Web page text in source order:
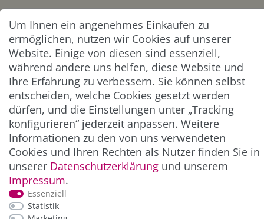
Abonnieren
** Hierbei handelt es sich um ein Pflichtfeld.
ZAHLUNG & VERSAND
*Alle Preise inkl. der gesetzl. MwSt. zzgl.
Um Ihnen ein angenehmes Einkaufen zu
ermöglichen, nutzen wir Cookies auf unserer
Website. Einige von diesen sind essenziell,
während andere uns helfen, diese Website und
Ihre Erfahrung zu verbessern. Sie können selbst
entscheiden, welche Cookies gesetzt werden
dürfen, und die Einstellungen unter „Tracking
konfigurieren“ jederzeit anpassen. Weitere
Informationen zu den von uns verwendeten
Cookies und Ihren Rechten als Nutzer finden Sie in
unserer Daten­schutz­erklärung und unserem
Impressum.
Essenziell
Statistik